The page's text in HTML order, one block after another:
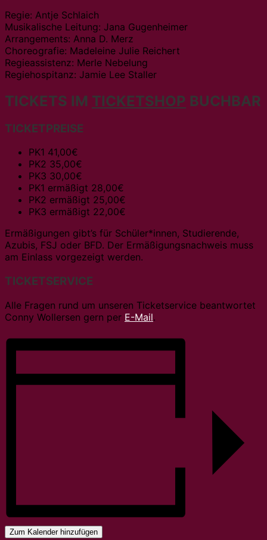
Regie: Antje Schlaich
Musikalische Leitung: Jana Gugenheimer
Arrangements: Anna D. Merz
Choreografie: Madeleine Julie Reichert
Regieassistenz: Merle Nebelung
Regiehospitanz: Jamie Lee Staller
TICKETS IM TICKETSHOP BUCHBAR
TICKETPREISE
PK1 41,00€
PK2 35,00€
PK3 30,00€
PK1 ermäßigt 28,00€
PK2 ermäßigt 25,00€
PK3 ermäßigt 22,00€
Ermäßigungen gibt’s für Schüler*innen, Studierende,
Azubis, FSJ oder BFD. Der Ermäßigungsnachweis muss
am Einlass vorgezeigt werden.
TICKETSERVICE
Alle Fragen rund um unseren Ticketservice beantwortet
Conny Wollersen gern per E-Mail.
Zum Kalender hinzufügen